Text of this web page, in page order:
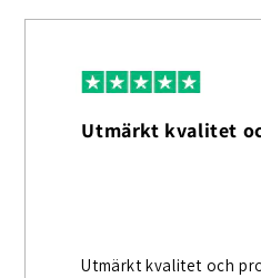
Utmärkt kvalitet
Utmärkt kvalitet och